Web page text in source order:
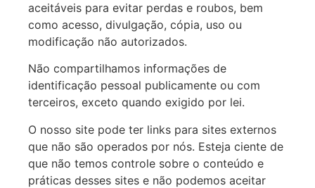
aceitáveis para evitar perdas e roubos, bem
como acesso, divulgação, cópia, uso ou
modificação não autorizados.
Não compartilhamos informações de
identificação pessoal publicamente ou com
terceiros, exceto quando exigido por lei.
O nosso site pode ter links para sites externos
que não são operados por nós. Esteja ciente de
que não temos controle sobre o conteúdo e
práticas desses sites e não podemos aceitar